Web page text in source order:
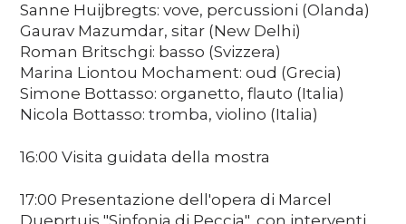
Sanne Huijbregts: vove, percussioni (Olanda)
Gaurav Mazumdar, sitar (New Delhi)
Roman Britschgi: basso (Svizzera)
Marina Liontou Mochament: oud (Grecia)
Simone Bottasso: organetto, flauto (Italia)
Nicola Bottasso: tromba, violino (Italia)
16:00 Visita guidata della mostra
17:00 Presentazione dell'opera di Marcel